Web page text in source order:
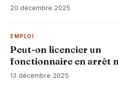
20 décembre 2025
EMPLOI
Peut-on licencier un
fonctionnaire en arrêt
13 décembre 2025